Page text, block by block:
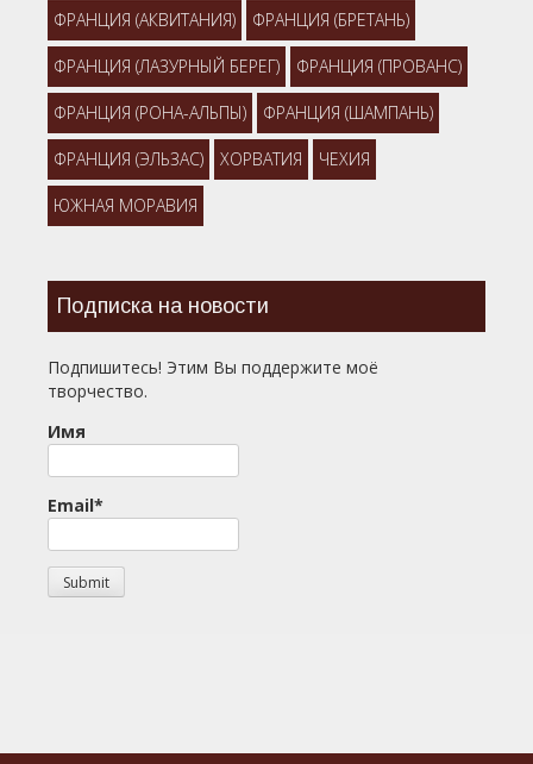
ФРАНЦИЯ (АКВИТАНИЯ) ФРАНЦИЯ (БРЕТАНЬ)
ФРАНЦИЯ (ЛАЗУРНЫЙ БЕРЕГ) ФРАНЦИЯ (ПРОВАНС)
ФРАНЦИЯ (РОНА-АЛЬПЫ) ФРАНЦИЯ (ШАМПАНЬ)
ФРАНЦИЯ (ЭЛЬЗАС) ХОРВАТИЯ ЧЕХИЯ
ЮЖНАЯ МОРАВИЯ
Подписка на новости
Подпишитесь! Этим Вы поддержите моё
творчество.
Имя
Email*